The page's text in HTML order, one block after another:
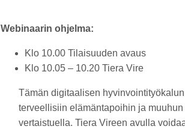
Webinaarin ohjelma:
Klo 10.00 Tilaisuuden avaus
Klo 10.05 – 10.20 Tiera Vire
Tämän digitaalisen
terveellisiin elämäntapoihin ja
vertaistuella. Tiera Vireen avulla